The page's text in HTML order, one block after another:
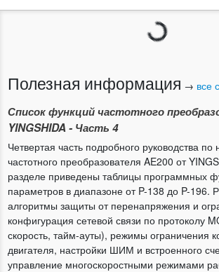
Загрузка...
Полезная информация → все
Список функций частотного
YINGSHIDA - Часть 4
Четвертая часть подробного руководства по
частотного преобразователя AE200 от
разделе приведены таблицы программных
параметров в диапазоне от P-138 до P-196.
алгоритмы защиты от перенапряжения и
конфигурация сетевой связи по протоколу
скорость, тайм-ауты), режимы ограничения
двигателя, настройки ШИМ и встроенного
управление многоскоростными режимами